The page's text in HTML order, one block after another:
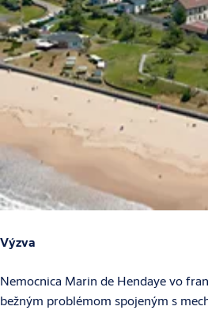
Výzva
Nemocnica Marin de Hendaye vo
bežným problémom spojeným s